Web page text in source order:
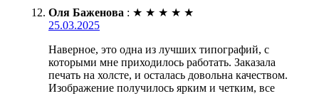
Оля Баженова : ★ ★ ★ ★ ★
25.03.2025
Наверное, это одна из лучших типографий, с
которыми мне приходилось работать. Заказала
печать на холсте, и осталась довольна качеством.
Изображение получилось ярким и четким, все